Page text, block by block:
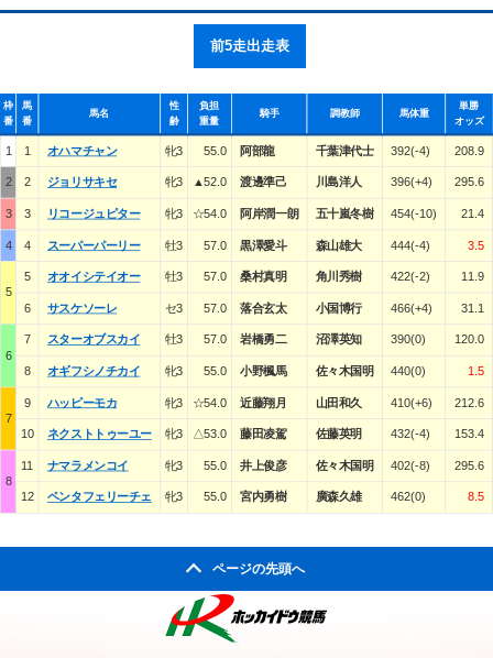
前5走出走表
枠
番
馬
番
馬名
性
齢
負担
重量
騎手 調教師 馬体重
単勝
オッズ
1 1 オハマチャン 牝3 55.0 阿部龍 千葉津代士 392(-4) 208.9
2 2 ジョリサキセ 牝3 ▲52.0 渡邊準己 川島洋人 396(+4) 295.6
3 3 リコージュピター 牝3 ☆54.0 阿岸潤一朗 五十嵐冬樹 454(-10) 21.4
4 4 スーパーパーリー 牡3 57.0 黒澤愛斗 森山雄大 444(-4) 3.5
5
5 オオイシテイオー 牡3 57.0 桑村真明 角川秀樹 422(-2) 11.9
6 サスケソーレ セ3 57.0 落合玄太 小国博行 466(+4) 31.1
6
7 スターオブスカイ 牡3 57.0 岩橋勇二 沼澤英知 390(0) 120.0
8 オギフシノチカイ 牝3 55.0 小野楓馬 佐々木国明 440(0) 1.5
7
9 ハッピーモカ 牝3 ☆54.0 近藤翔月 山田和久 410(+6) 212.6
10 ネクストトゥーユー 牝3 △53.0 藤田凌駕 佐藤英明 432(-4) 153.4
8
11 ナマラメンコイ 牝3 55.0 井上俊彦 佐々木国明 402(-8) 295.6
12 ペンタフェリーチェ 牝3 55.0 宮内勇樹 廣森久雄 462(0) 8.5
ページの先頭へ